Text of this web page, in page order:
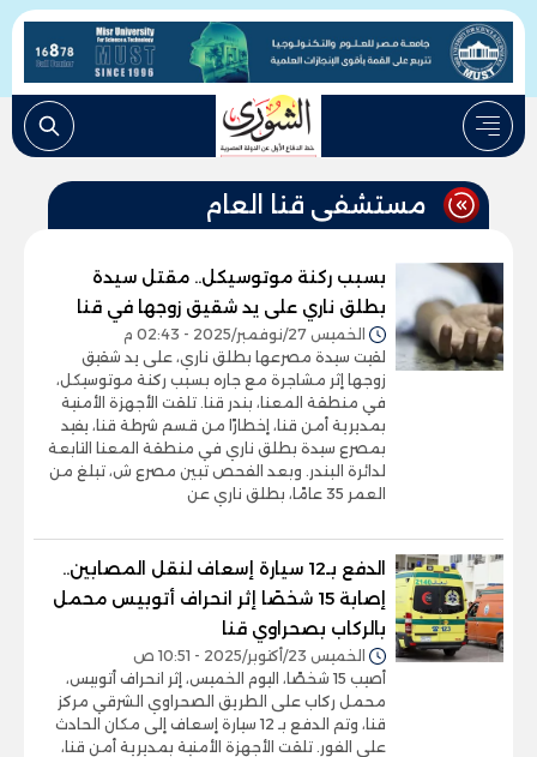
مستشفى قنا العام
بسبب ركنة موتوسيكل.. مقتل سيدة
بطلق ناري على يد شقيق زوجها في قنا
الخميس 27/نوفمبر/2025 - 02:43 م
لقيت سيدة مصرعها بطلق ناري، على يد شقيق
زوجها إثر مشاجرة مع جاره بسبب ركنة موتوسيكل،
في منطقة المعنا، بندر قنا. تلقت الأجهزة الأمنية
بمديرية أمن قنا، إخطارًا من قسم شرطة قنا، يفيد
بمصرع سيدة بطلق ناري في منطقة المعنا التابعة
لدائرة البندر. وبعد الفحص تبين مصرع ش، تبلغ من
العمر 35 عامًا، بطلق ناري عن
الدفع بـ12 سيارة إسعاف لنقل المصابين..
إصابة 15 شخصًا إثر انحراف أتوبيس محمل
بالركاب بصحراوي قنا
الخميس 23/أكتوبر/2025 - 10:51 ص
أصيب 15 شخصًا، اليوم الخميس، إثر انحراف أتوبيس،
محمل ركاب على الطريق الصحراوي الشرقي مركز
قنا، وتم الدفع بـ 12 سيارة إسعاف إلى مكان الحادث
على الفور. تلقت الأجهزة الأمنية بمديرية أمن قنا،